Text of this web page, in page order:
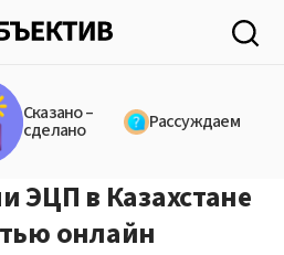
Сказано –
сделано Рассуждаем
ЭЦП в Казахстане
онлайн